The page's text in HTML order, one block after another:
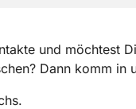
und möchtest
Dann komm in